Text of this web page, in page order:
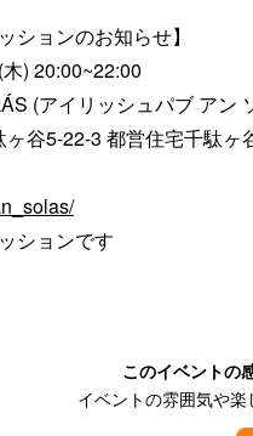
ションのお知らせ】
) 20:00~22:00
(アイリッシュパブ アン
谷5-22-3 都営住宅千駄ヶ
ションです
このイベントの
イベントの雰囲気や